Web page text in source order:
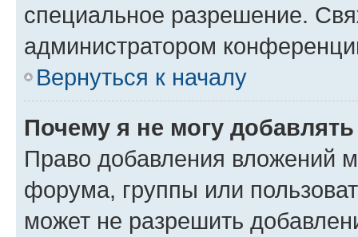
специальное разрешение.
администратором
Вернуться к началу
Почему я не могу
Право добавления вложений
форума, группы или
может не разрешить